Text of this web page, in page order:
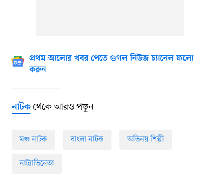
প্রথম আলোর খবর পেতে গুগল নিউজ চ্যানেল ফলো
করুন
নাটকথেকে আরও পড়ুন
মঞ্চ নাটক বাংলা নাটক অভিনয় শিল্পী
নাট্যাভিনেতা